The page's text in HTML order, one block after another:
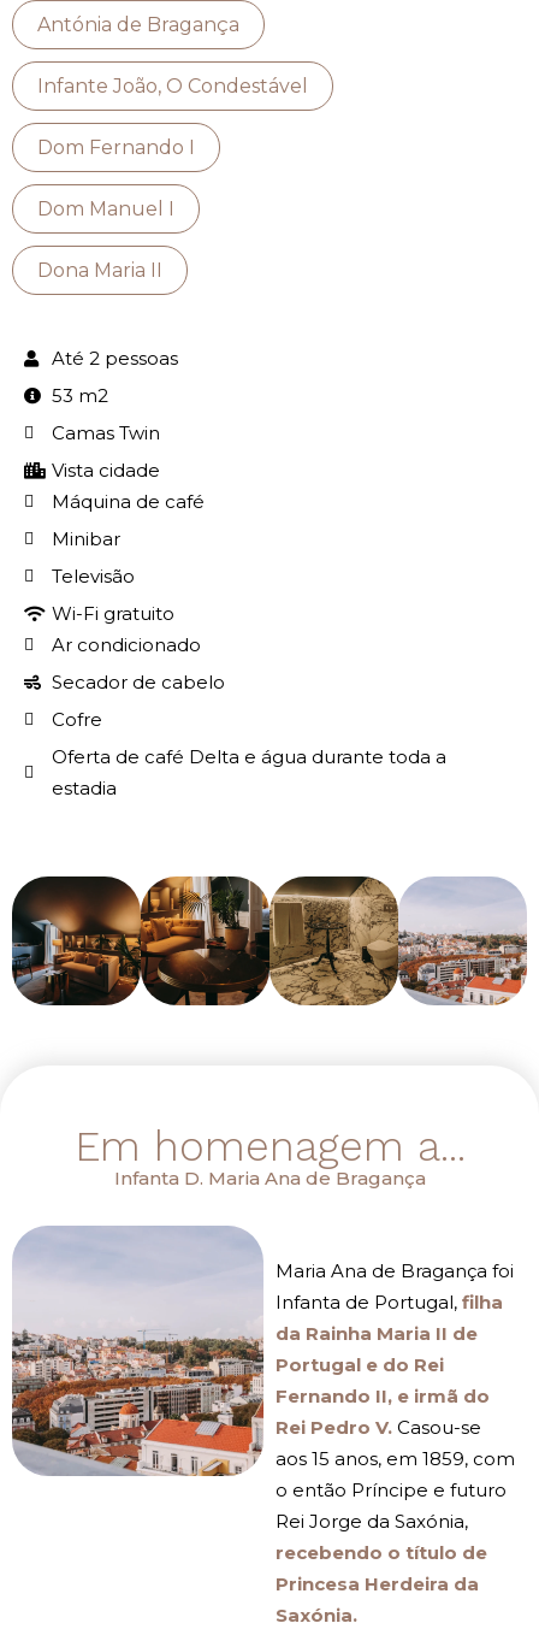
Antónia de Bragança
Infante João, O Condestável
Dom Fernando I
Dom Manuel I
Dona Maria II
Até 2 pessoas
53 m2
Camas Twin
Vista cidade
Máquina de café
Minibar
Televisão
Wi-Fi gratuito
Ar condicionado
Secador de cabelo
Cofre
Oferta de café Delta e água durante toda a
estadia
Em homenagem a...
Infanta D. Maria Ana de Bragança
Maria Ana de Bragança foi
Infanta de Portugal, filha
da Rainha Maria II de
Portugal e do Rei
Fernando II, e irmã do
Rei Pedro V.Casou-se
aos 15 anos, em 1859, com
o então Príncipe e futuro
Rei Jorge da Saxónia,
recebendo o título de
Princesa Herdeira da
Saxónia.